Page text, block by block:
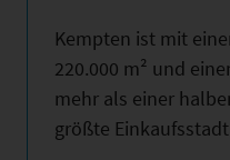
Kempten ist mit
220.000 m² und
mehr als einer
größte